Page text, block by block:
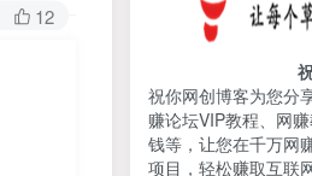
12 425人已阅读
2026姜胡说流量&
为留量，设计自己
AI
速建
TOP2
祝你网创博客为您分
赚论坛VIP教程、网
钱等，让您在千万网
项目，轻松赚取互联